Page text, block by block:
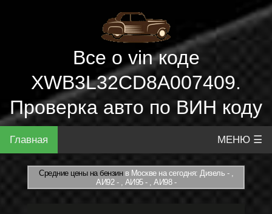
Все о vin коде
XWB3L32CD8A007409.
Проверка авто по ВИН коду
Главная МЕНЮ ☰
Средние цены на бензинв Москве на сегодня: Дизель - ,
АИ92 - , АИ95 - , АИ98 -